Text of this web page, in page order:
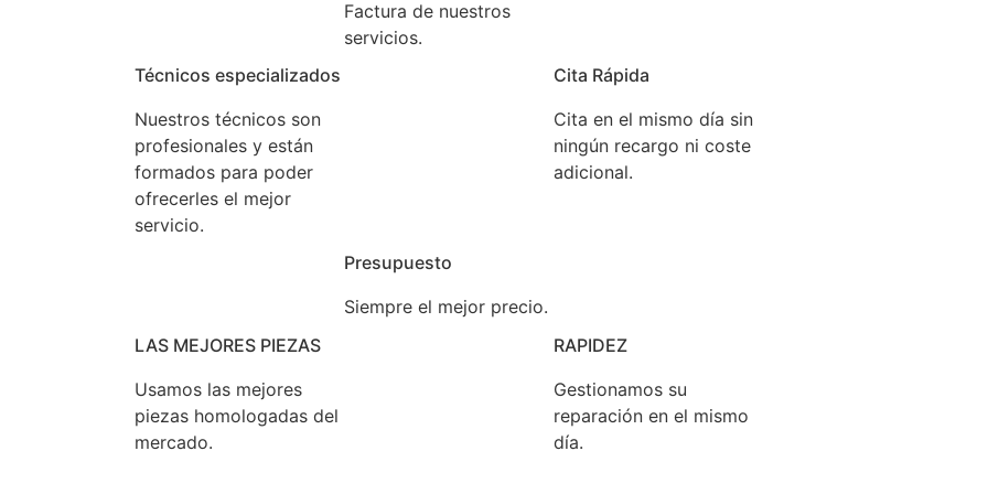
Factura de nuestros
servicios.
Técnicos especializados
Nuestros técnicos son
profesionales y están
formados para poder
ofrecerles el mejor
servicio.
Cita Rápida
Cita en el mismo día sin
ningún recargo ni coste
adicional.
Presupuesto
Siempre el mejor precio.
LAS MEJORES PIEZAS
Usamos las mejores
piezas homologadas del
mercado.
RAPIDEZ
Gestionamos su
reparación en el mismo
día.